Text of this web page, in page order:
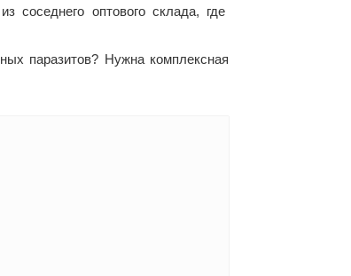
соседнего оптового склада, где
паразитов? Нужна комплексная